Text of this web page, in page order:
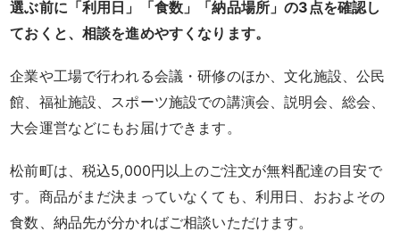
盛
り
合
わ
こ
選ぶ前に「利用日」「食数」「納品場所」の3点を確認し
ておくと、相談を進めやすくなります。
企業や工場で行われる会議・研修のほか、文化施設、公民
館、福祉施設、スポーツ施設での講演会、説明会、総会、
大会運営などにもお届けできます。
松前町は、税込5,000円以上のご注文が無料配達の目安で
す。商品がまだ決まっていなくても、利用日、おおよその
食数、納品先が分かればご相談いただけます。